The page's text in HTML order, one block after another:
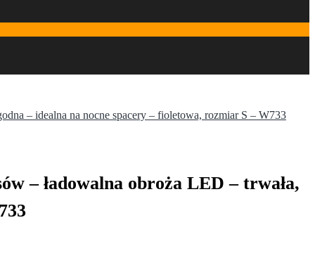
– idealna na nocne spacery – fioletowa, rozmiar S – W733
– ładowalna obroża LED – trwała,